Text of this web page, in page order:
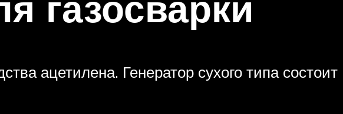
ацетилена. Генератор сухого типа состоит